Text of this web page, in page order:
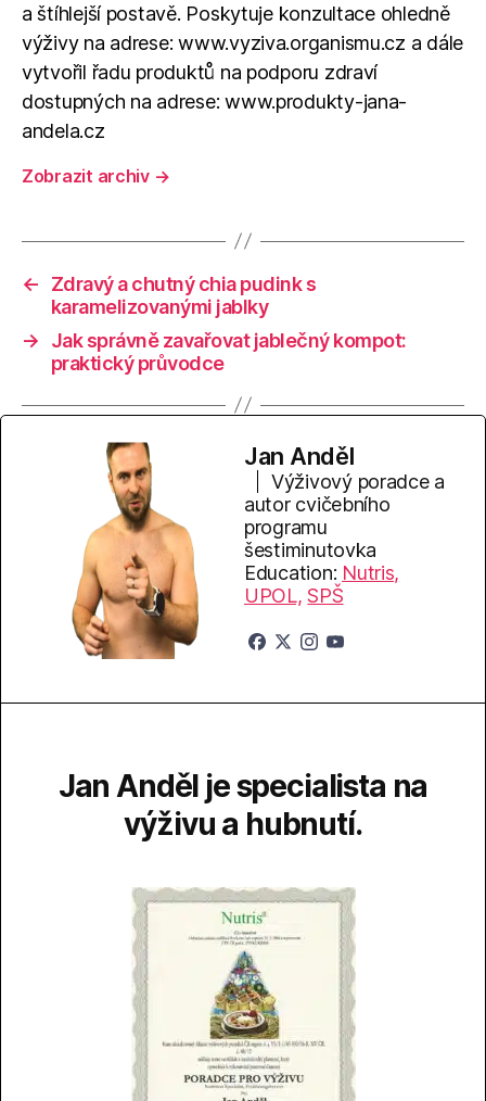
a štíhlejší postavě. Poskytuje konzultace ohledně
výživy na adrese: www.vyziva.organismu.cz a dále
vytvořil řadu produktů na podporu zdraví
dostupných na adrese: www.produkty-jana-
andela.cz
Zobrazit archiv →
←
Zdravý a chutný chia pudink s
karamelizovanými jablky
→
Jak správně zavařovat jablečný kompot:
praktický průvodce
Jan Anděl
Výživový poradce a
autor cvičebního
programu
šestiminutovka
Education: Nutris,
UPOL, SPŠ
Jan Anděl je specialista na
výživu a hubnutí.